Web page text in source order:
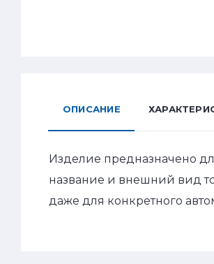
ОПИСАНИЕ
Изделие предназначено
название и внешний вид
даже для конкретного